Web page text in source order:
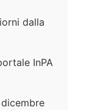
dalla
InPA
dicembre